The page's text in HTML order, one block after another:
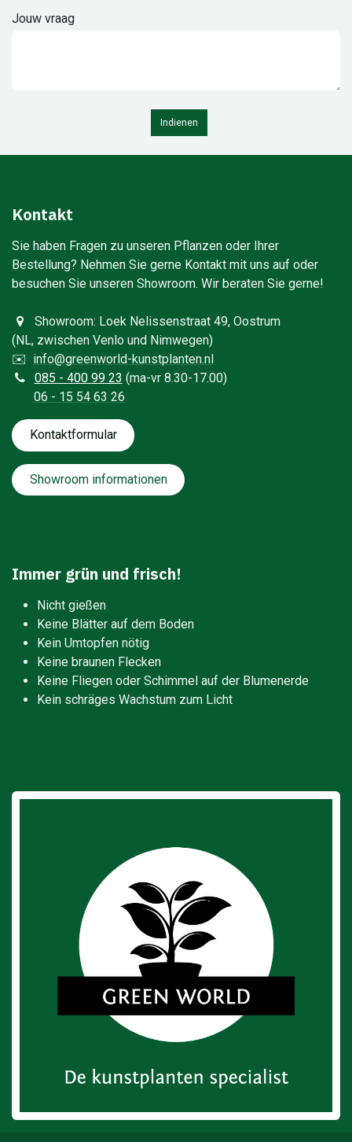
Jouw vraag
Indienen
Kontakt
Sie haben Fragen zu unseren Pflanzen oder Ihrer
Bestellung? Nehmen Sie gerne Kontakt mit uns auf oder
besuchen Sie unseren Showroom. Wir beraten Sie gerne!​
Showroom: Loek Nelissenstraat 49, Oostrum
(NL, zwischen Venlo und Nimwegen)
✉️ info@greenworld-kunstplanten.nl
085 - 400 99 23 (ma-vr 8.30-17.00)
06 - 15 54 63 26
Kontaktfo​​​​​​​​rmular
Showroom informationen
Immer grün und frisch!
Nicht gießen
Keine Blätter auf dem Boden
Kein Umtopfen nötig
Keine braunen Flecken
Keine Fliegen oder Schimmel auf der Blumenerde
Kein schräges Wachstum zum Licht